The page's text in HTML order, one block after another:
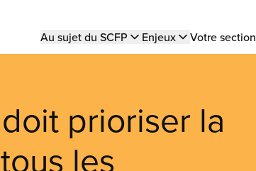
Main
Au sujet du SCFP Enjeux Votre
prioriser la
les